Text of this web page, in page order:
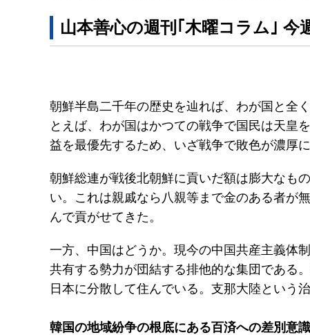
山本善心の週刊｢木曜コラム｣
朝鮮半島二千年の歴史を辿れば、わが国と全
とえば、わが国はかつての戦争で国民は天皇
益を最優先するため、いざ戦争で敗色が濃厚
朝鮮総連が戦後北朝鮮に貢いだ額は膨大なも
い。これは親戚なら八親等まで金のある者が
んで貢がせてきた。
一方、中国はどうか。現今の中国共産主義体
共有する勢力が団結する排他的な集団である
日本に分散して住んでいる。支那大陸という
韓国の地域紛争の根底にある百済への差別意識